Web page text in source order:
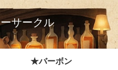
サークル
★バーボン